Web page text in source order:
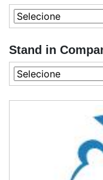
Stand in